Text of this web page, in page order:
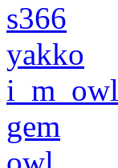
s366
yakko
i_m_owl
gem